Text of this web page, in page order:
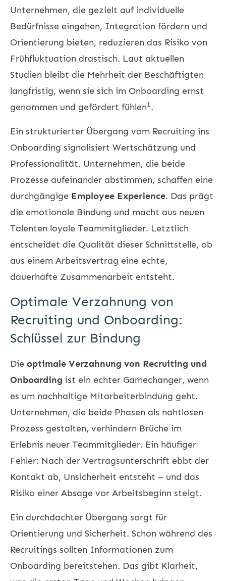
Unternehmen, die gezielt auf individuelle
Bedürfnisse eingehen, Integration fördern und
Orientierung bieten, reduzieren das Risiko von
Frühfluktuation drastisch. Laut aktuellen
Studien bleibt die Mehrheit der Beschäftigten
langfristig, wenn sie sich im Onboarding ernst
genommen und gefördert fühlen1.
Ein strukturierter Übergang vom Recruiting ins
Onboarding signalisiert Wertschätzung und
Professionalität. Unternehmen, die beide
Prozesse aufeinander abstimmen, schaffen eine
durchgängige Employee Experience. Das prägt
die emotionale Bindung und macht aus neuen
Talenten loyale Teammitglieder. Letztlich
entscheidet die Qualität dieser Schnittstelle, ob
aus einem Arbeitsvertrag eine echte,
dauerhafte Zusammenarbeit entsteht.
Optimale Verzahnung von
Recruiting und Onboarding:
Schlüssel zur Bindung
Die optimale Verzahnung von Recruiting und
Onboarding ist ein echter Gamechanger, wenn
es um nachhaltige Mitarbeiterbindung geht.
Unternehmen, die beide Phasen als nahtlosen
Prozess gestalten, verhindern Brüche im
Erlebnis neuer Teammitglieder. Ein häufiger
Fehler: Nach der Vertragsunterschrift ebbt der
Kontakt ab, Unsicherheit entsteht – und das
Risiko einer Absage vor Arbeitsbeginn steigt.
Ein durchdachter Übergang sorgt für
Orientierung und Sicherheit. Schon während des
Recruitings sollten Informationen zum
Onboarding bereitstehen. Das gibt Klarheit,